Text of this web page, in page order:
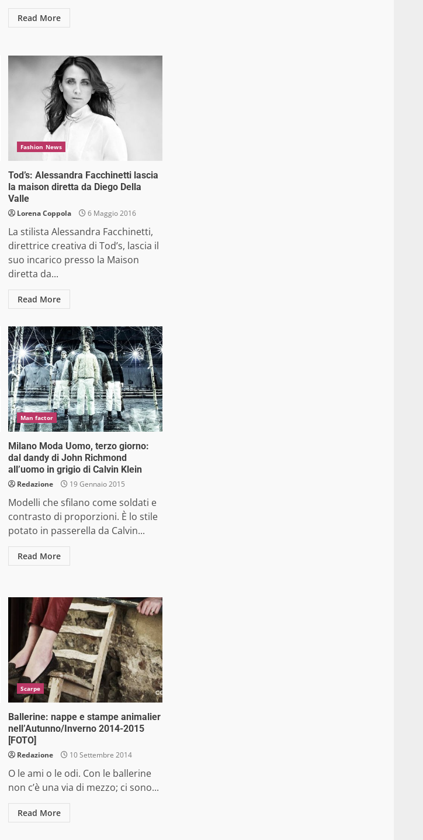
Read More
Fashion News
Tod’s: Alessandra Facchinetti lascia
la maison diretta da Diego Della
Valle
Lorena Coppola 6 Maggio 2016
La stilista Alessandra Facchinetti,
direttrice creativa di Tod’s, lascia il
suo incarico presso la Maison
diretta da...
Read More
Man factor
Milano Moda Uomo, terzo giorno:
dal dandy di John Richmond
all’uomo in grigio di Calvin Klein
Redazione 19 Gennaio 2015
Modelli che sfilano come soldati e
contrasto di proporzioni. È lo stile
potato in passerella da Calvin...
Read More
Scarpe
Ballerine: nappe e stampe animalier
nell’Autunno/Inverno 2014-2015
[FOTO]
Redazione 10 Settembre 2014
O le ami o le odi. Con le ballerine
non c’è una via di mezzo; ci sono...
Read More